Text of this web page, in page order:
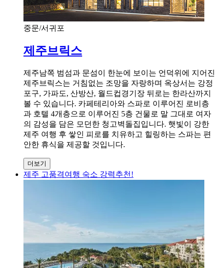
중문/서귀포
제주브릭스
제주남쪽 범섬과 문섬이 한눈에 보이는 언덕위에 지어진
제주브릭스는 거침없는 조망을 자랑하며 옥상서는 강정
포구, 가파도, 산방산, 월드컵경기장 뒤로는 한라산까지
볼 수 있습니다. 카페테리아와 스파로 이루어진 로비층
과 호텔 4개층으로 이루어진 5층 건물로 말 그대로 여자
의 감성을 담은 모던한 청고벽돌집입니다. 햇빛이 강한
제주 여행 후 쌓인 피로를 치유하고 힐링하는 스파는 편
안한 휴식을 제공할 것입니다.
더보기
제주 고품격여행 숙소 강력추천!